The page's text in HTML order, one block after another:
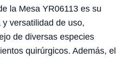
la Mesa YR06113 es su
versatilidad de uso,
de diversas especies
quirúrgicos. Además, el